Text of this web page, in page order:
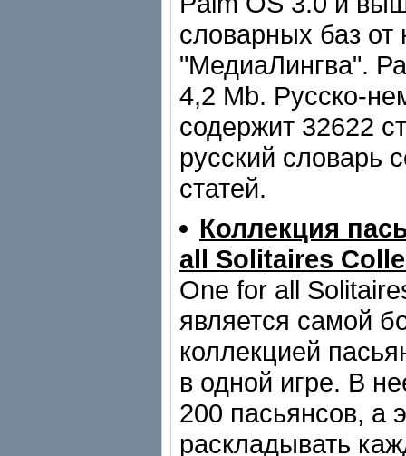
словарных баз от
"МедиаЛингва".
4,2 Mb. Русско-
содержит 32622
русский словарь
статей.
Коллекция
all Solitaires
One for all
является самой
коллекцией
в одной игре. В
200 пасьянсов, а
раскладывать